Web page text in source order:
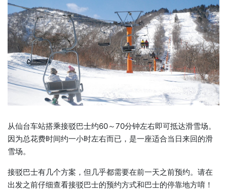
从仙台车站搭乘接驳巴士约60～70分钟左右即可抵达滑雪场。
因为总花费时间约一小时左右而已，是一座适合当日来回的滑
雪场。
接驳巴士有几个方案，但几乎都需要在前一天之前预约。请在
出发之前仔细查看接驳巴士的预约方式和巴士的停靠地方唷！